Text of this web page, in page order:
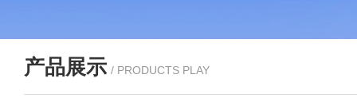
产品展示 / PRODUCTS PLAY